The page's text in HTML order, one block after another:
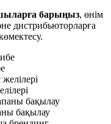
барыңыз, өнім
дистрибьюторларға
бақылау